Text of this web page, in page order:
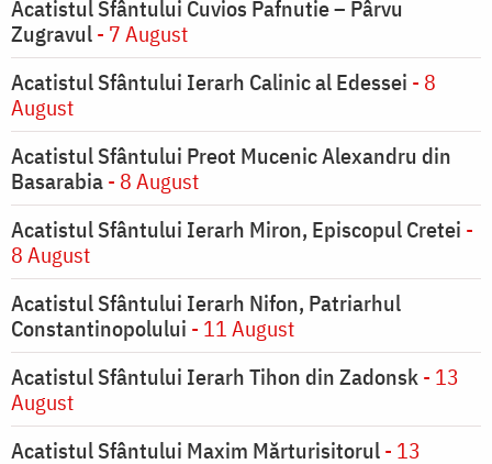
Acatistul Sfântului Cuvios Pafnutie – Pârvu
Zugravul- 7 August
Acatistul Sfântului Ierarh Calinic al Edessei - 8
August
Acatistul Sfântului Preot Mucenic Alexandru din
Basarabia- 8 August
Acatistul Sfântului Ierarh Miron, Episcopul Cretei -
8 August
Acatistul Sfântului Ierarh Nifon, Patriarhul
Constantinopolului - 11 August
Acatistul Sfântului Ierarh Tihon din Zadonsk- 13
August
Acatistul Sfântului Maxim Mărturisitorul- 13